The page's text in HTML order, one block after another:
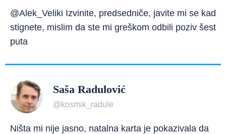
@Alek_Veliki Izvinite, predsedniče, javite mi se kad
stignete, mislim da ste mi greškom odbili poziv šest
puta
Saša Radulović
@kosmik_radule
Ništa mi nije jasno, natalna karta je pokazivala da